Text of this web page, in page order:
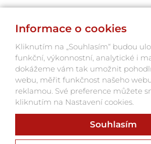
ADAM PLACHETKA
ROMAN VÁLEK
NAJÍT PODOBNÉ
Informace o cookies
Kliknutím na „Souhlasím“ budou
funkční, výkonnostní, analytické i
dokážeme vám tak umožnit
webu, měřit funkčnost našeho
reklamou. Své preference můžete
kliknutím na Nastavení cookies.
Souhlasím